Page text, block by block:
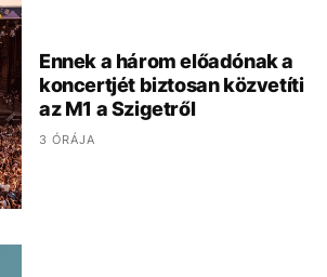
Ennek a három előadónak a
koncertjét biztosan közvetíti
az M1 a Szigetről
3 ÓRÁJA